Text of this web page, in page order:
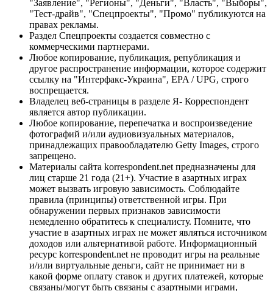
"Заявление", "Регионы", "Деньги", "Власть", "Выборы",
"Тест-драйв", "Спецпроекты", "Промо" публикуются на
правах рекламы.
Раздел Спецпроекты создается совместно с
коммерческими партнерами.
Любое копирование, публикация, републикация и
другое распространение информации, которое содержит
ссылку на "Интерфакс-Украина", EPA / UPG, строго
воспрещается.
Владелец веб-страницы в разделе Я- Корреспондент
является автор публикации.
Любое копирование, перепечатка и воспроизведение
фотографий и/или аудиовизуальных материалов,
принадлежащих правообладателю Getty Images, строго
запрещено.
Материалы сайта korrespondent.net предназначены для
лиц старше 21 года (21+). Участие в азартных играх
может вызвать игровую зависимость. Соблюдайте
правила (принципы) ответственной игры. При
обнаружении первых признаков зависимости
немедленно обратитесь к специалисту. Помните, что
участие в азартных играх не может являться источником
доходов или альтернативой работе. Информационный
ресурс korrespondent.net не проводит игры на реальные
и/или виртуальные деньги, сайт не принимает ни в
какой форме оплату ставок и других платежей, которые
связаны/могут быть связаны с азартными играми,